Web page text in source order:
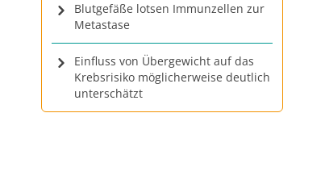
Blutgefäße lotsen Immunzellen zur
Metastase
Einfluss von Übergewicht auf das
Krebsrisiko möglicherweise deutlich
unterschätzt